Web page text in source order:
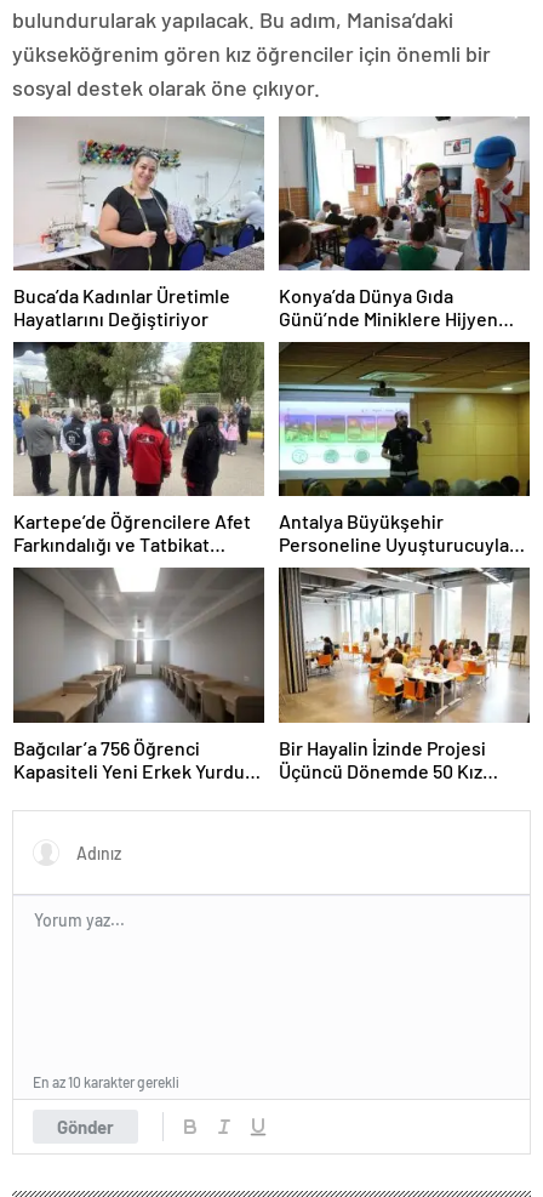
bulundurularak yapılacak. Bu adım, Manisa’daki
yükseköğrenim gören kız öğrenciler için önemli bir
sosyal destek olarak öne çıkıyor.
Buca’da Kadınlar Üretimle
Hayatlarını Değiştiriyor
Konya’da Dünya Gıda
Günü’nde Miniklere Hijyen
Eğitimi
Kartepe’de Öğrencilere Afet
Farkındalığı ve Tatbikat
Eğitimi
Antalya Büyükşehir
Personeline Uyuşturucuyla
Mücadele Eğitimi
Bağcılar’a 756 Öğrenci
Kapasiteli Yeni Erkek Yurdu
Bir Hayalin İzinde Projesi
Üçüncü Dönemde 50 Kız
Gönder
En az 10 karakter gerekli